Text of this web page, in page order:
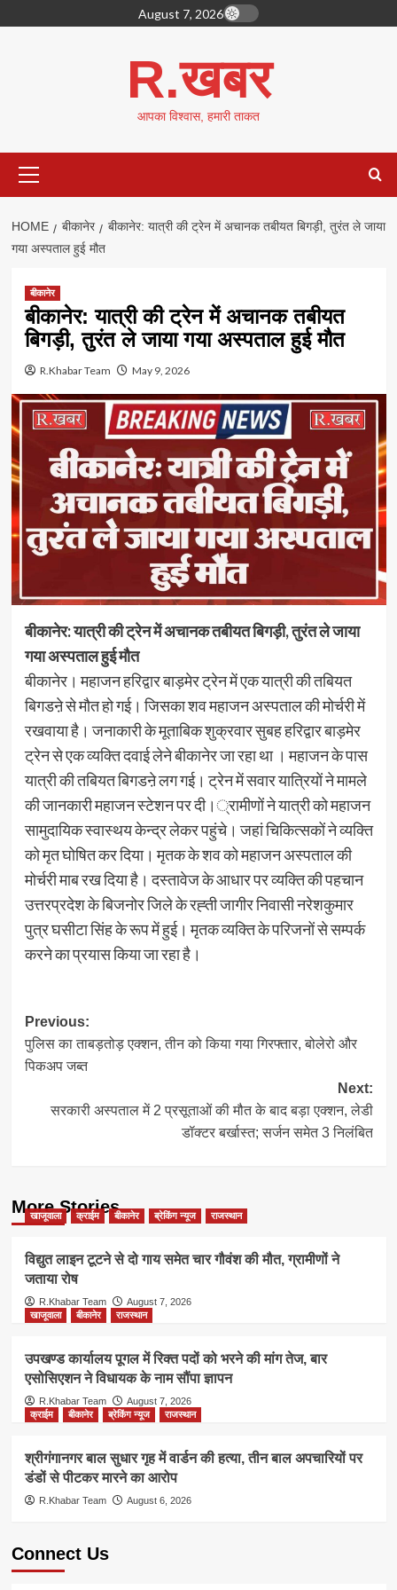
to
August 7, 2026
R.खबर
आपका विश्वास, हमारी ताकत
Menu
HOME बीकानेर
बीकानेर: यात्री की ट्रेन में अचानक तबीयत बिगड़ी, तुरंत ले जाया
गया अस्पताल हुई मौत
बीकानेर
बीकानेर: यात्री की ट्रेन में अचानक तबीयत
बिगड़ी, तुरंत ले जाया गया अस्पताल हुई मौत
R.Khabar Team May 9, 2026
बीकानेर: यात्री की ट्रेन में अचानक तबीयत बिगड़ी, तुरंत ले जाया
गया अस्पताल हुई मौत
बीकानेर। महाजन हरिद्वार बाड़मेर ट्रेन में एक यात्री की तबियत
बिगडऩे से मौत हो गई। जिसका शव महाजन अस्पताल की मोर्चरी में
रखवाया है। जनाकारी के मूताबिक शुक्रवार सुबह हरिद्वार बाड़मेर
ट्रेन से एक व्यक्ति दवाई लेने बीकानेर जा रहा था । महाजन के पास
यात्री की तबियत बिगडऩे लग गई। ट्रेन में सवार यात्रियों ने मामले
की जानकारी महाजन स्टेशन पर दी।्रामीणों ने यात्री को महाजन
सामुदायिक स्वास्थय केन्द्र लेकर पहुंचे। जहां चिकित्सकों ने व्यक्ति
को मृत घोषित कर दिया। मृतक के शव को महाजन अस्पताल की
मोर्चरी माब रख दिया है। दस्तावेज के आधार पर व्यक्ति की पहचान
उत्तरप्रदेश के बिजनोर जिले के रह्ती जागीर निवासी नरेशकुमार
पुत्र घसीटा सिंह के रूप में हुई। मृतक व्यक्ति के परिजनों से सम्पर्क
करने का प्रयास किया जा रहा है।
Post
navigation
Previous:
पुलिस का ताबड़तोड़ एक्शन, तीन को किया गया गिरफ्तार, बोलेरो और
पिकअप जब्त
Next:
सरकारी अस्पताल में 2 प्रसूताओं की मौत के बाद बड़ा एक्शन, लेडी
डॉक्टर बर्खास्त; सर्जन समेत 3 निलंबित
More Stories
खाजूवाला क्राईम बीकानेर ब्रेकिंग न्यूज राजस्थान
विद्युत लाइन टूटने से दो गाय समेत चार गौवंश की मौत, ग्रामीणों ने
जताया रोष
R.Khabar Team
August 7, 2026
खाजूवाला
बीकानेर राजस्थान
उपखण्ड कार्यालय पूगल में रिक्त पदों को भरने की मांग तेज, बार
एसोसिएशन ने विधायक के नाम सौंपा ज्ञापन
R.Khabar Team
August 7, 2026
क्राईम
बीकानेर ब्रेकिंग न्यूज राजस्थान
श्रीगंगानगर बाल सुधार गृह में वार्डन की हत्या, तीन बाल अपचारियों पर
डंडों से पीटकर मारने का आरोप
R.Khabar Team August 6, 2026
Connect Us